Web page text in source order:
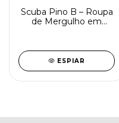
Scuba Pino B – Roupa
de Mergulho em
ESPIAR